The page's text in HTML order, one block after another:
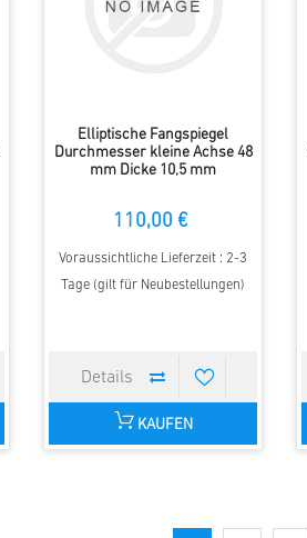
Elliptische Fangspiegel
Durchmesser kleine Achse 48
mm Dicke 10,5 mm
110,00 €
Voraussichtliche Lieferzeit : 2-3
Tage (gilt für Neubestellungen)
KAUFEN